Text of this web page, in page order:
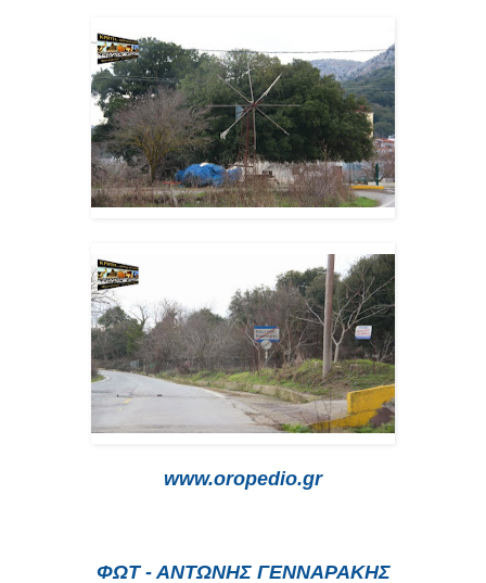
www.oropedio.gr
ΦΩΤ - ΑΝΤΩΝΗΣ ΓΕΝΝΑΡΑΚΗΣ